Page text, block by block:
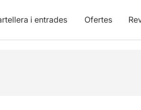
i entrades Ofertes